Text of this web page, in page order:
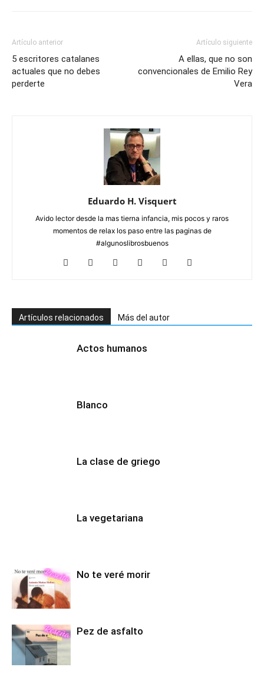
Artículo anterior
5 escritores catalanes
actuales que no debes
perderte
Artículo siguiente
A ellas, que no son
convencionales de Emilio Rey
Vera
Eduardo H. Visquert
Avido lector desde la mas tierna infancia, mis pocos y raros
momentos de relax los paso entre las paginas de
#algunoslibrosbuenos
Artículos relacionados Más del autor
Actos humanos
Blanco
La clase de griego
La vegetariana
No te veré morir
Pez de asfalto